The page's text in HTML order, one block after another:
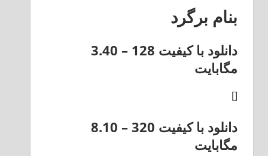
بنام برگرد
دانلود با کیفیت 128 –
3.40
مگابایت
[]
دانلود با کیفیت 320 –
8.10
مگابایت